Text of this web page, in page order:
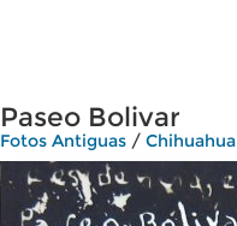
Paseo Bolivar
Fotos Antiguas / Chihuahua